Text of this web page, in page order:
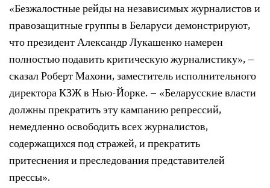
«Безжалостные рейды на независимых журналистов и
правозащитные группы в Беларуси демонстрируют,
что президент Александр Лукашенко намерен
полностью подавить критическую журналистику», –
сказал Роберт Махони, заместитель исполнительного
директора КЗЖ в Нью-Йорке. – «Беларусские власти
должны прекратить эту кампанию репрессий,
немедленно освободить всех журналистов,
содержащихся под стражей, и прекратить
притеснения и преследования представителей
прессы».